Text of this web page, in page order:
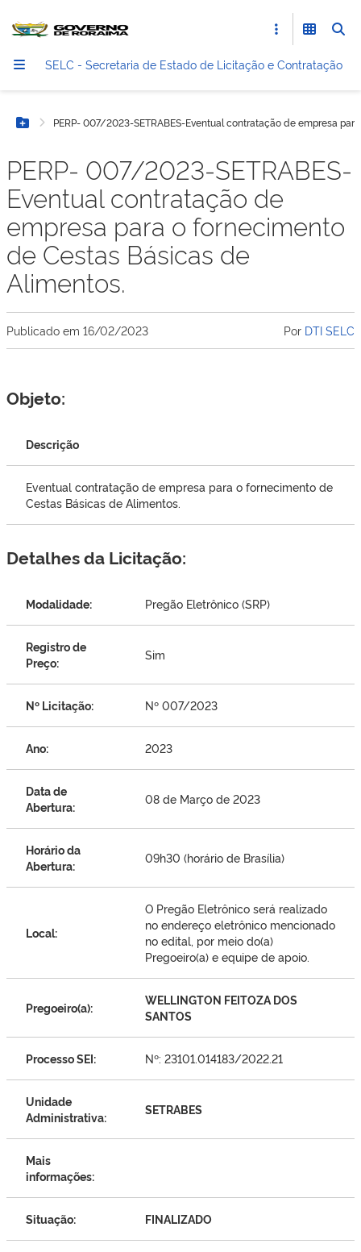
SELC - Secretaria de Estado de Licitação e Contratação
Botão Menu
PERP- 007/2023-SETRABES-Eventual contratação de empresa
PERP- 007/2023-SETRABES-
Eventual contratação de
empresa para o fornecimento
de Cestas Básicas de
Alimentos.
Publicado em 16/02/2023 Por DTI SELC
Objeto:
Descrição
Eventual contratação de empresa para o fornecimento de
Cestas Básicas de Alimentos.
Detalhes da Licitação:
Modalidade: Pregão Eletrônico (SRP)
Registro de
Preço:
Sim
Nº Licitação: Nº 007/2023
Ano: 2023
Data de
Abertura:
08 de Março de 2023
Horário da
Abertura:
09h30 (horário de Brasília)
Local:
O Pregão Eletrônico será realizado
no endereço eletrônico mencionado
no edital, por meio do(a)
Pregoeiro(a) e equipe de apoio.
Pregoeiro(a):
WELLINGTON FEITOZA DOS
SANTOS
Processo SEI: Nº: 23101.014183/2022.21
Unidade
Administrativa:
SETRABES
Mais
informações:
Situação: FINALIZADO